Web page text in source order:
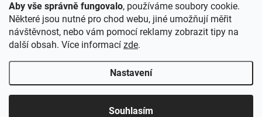
Aby vše správně fungovalo, používáme soubory cookie.
Některé jsou nutné pro chod webu, jiné umožňují měřit
návštěvnost, nebo vám pomocí reklamy zobrazit tipy na
další obsah. Více informací zde.
Nastavení
Souhlasím
Rozkládací postele RELAX – ideální řešení pro malé prostory i
každodenní spaní
Rozkládací postel, která se přizpůsobí vašemu živo...
Copyright 2026DK-obchod.cz. Všechna práva vyhrazena.Upravit
nastavení cookies